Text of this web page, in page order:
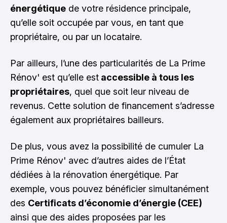
énergétique de votre résidence principale,
qu’elle soit occupée par vous, en tant que
propriétaire, ou par un locataire.
Par ailleurs, l’une des particularités de La Prime
Rénov' est qu’elle est accessible à tous les
propriétaires, quel que soit leur niveau de
revenus. Cette solution de financement s’adresse
également aux propriétaires bailleurs.
De plus, vous avez la possibilité de cumuler La
Prime Rénov' avec d’autres aides de l’État
dédiées à la rénovation énergétique. Par
exemple, vous pouvez bénéficier simultanément
des Certificats d’économie d’énergie (CEE)
ainsi que des aides proposées par les